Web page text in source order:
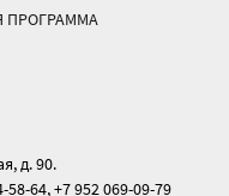
ПРОГРАММА
д. 90.
64, +7 952 069-09-79